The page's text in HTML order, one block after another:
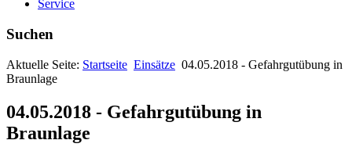
Service
Suchen
Aktuelle Seite: Startseite Einsätze 04.05.2018 - Gefahrgutübung in
Braunlage
04.05.2018 - Gefahrgutübung in
Braunlage